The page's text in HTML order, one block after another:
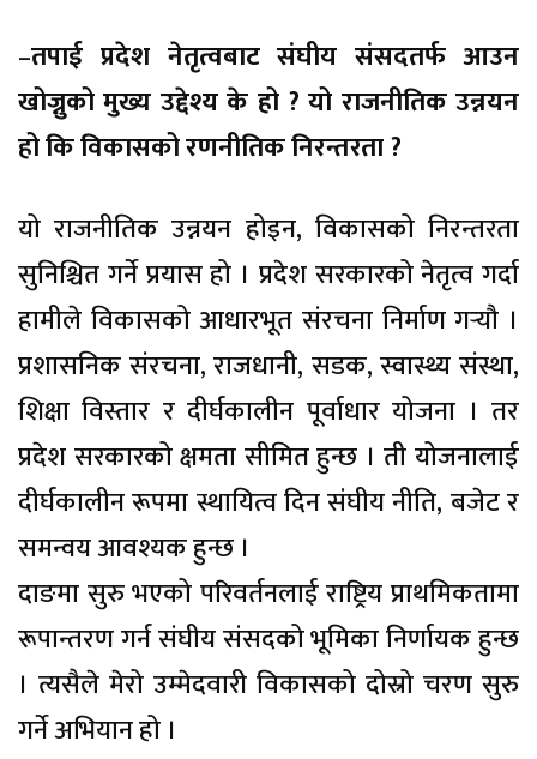
–तपाई प्रदेश नेतृत्वबाट संघीय संसदतर्फ आउन
खोज्नुको मुख्य उद्देश्य के हो ? यो राजनीतिक उन्नयन
हो कि विकासको रणनीतिक निरन्तरता ?
यो राजनीतिक उन्नयन होइन, विकासको निरन्तरता
सुनिश्चित गर्ने प्रयास हो । प्रदेश सरकारको नेतृत्व गर्दा
हामीले विकासको आधारभूत संरचना निर्माण गर्‍यौ ।
प्रशासनिक संरचना, राजधानी, सडक, स्वास्थ्य संस्था,
शिक्षा विस्तार र दीर्घकालीन पूर्वाधार योजना । तर
प्रदेश सरकारको क्षमता सीमित हुन्छ । ती योजनालाई
दीर्घकालीन रूपमा स्थायित्व दिन संघीय नीति, बजेट र
समन्वय आवश्यक हुन्छ ।
दाङमा सुरु भएको परिवर्तनलाई राष्ट्रिय प्राथमिकतामा
रूपान्तरण गर्न संघीय संसदको भूमिका निर्णायक हुन्छ
। त्यसैले मेरो उम्मेदवारी विकासको दोस्रो चरण सुरु
गर्ने अभियान हो ।